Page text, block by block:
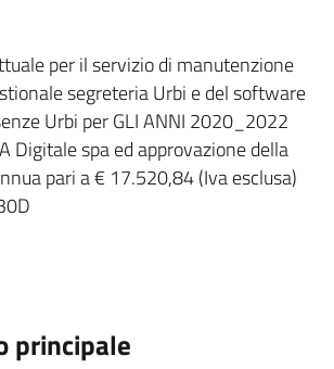
per il servizio di manutenzione
segreteria Urbi e del software
Urbi per GLI ANNI 2020_2022
Digitale spa ed approvazione della
pari a € 17.520,84 (Iva esclusa)
principale